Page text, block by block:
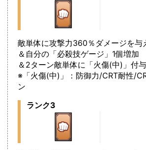
敵単体に攻撃力360％ダメージを与
＆自分の「必殺技ゲージ」1個増加
＆2ターン敵単体に「火傷(中)」付
※「火傷(中)」：防御力/CRT耐性/
ン
ランク3